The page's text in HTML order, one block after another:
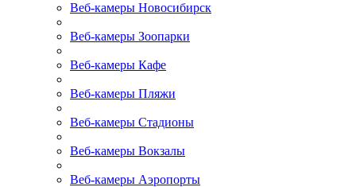
Веб-камеры Новосибирск
Веб-камеры Зоопарки
Веб-камеры Кафе
Веб-камеры Пляжи
Веб-камеры Стадионы
Веб-камеры Вокзалы
Веб-камеры Аэропорты